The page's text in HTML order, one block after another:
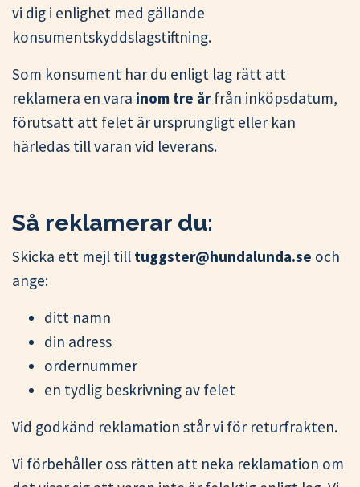
vi dig i enlighet med gällande
konsumentskyddslagstiftning.
Som konsument har du enligt lag rätt att
reklamera en vara inom tre årfrån inköpsdatum,
förutsatt att felet är ursprungligt eller kan
härledas till varan vid leverans.
Så reklamerar du:
Skicka ett mejl till tuggster@hundalunda.se och
ange:
ditt namn
din adress
ordernummer
en tydlig beskrivning av felet
Vid godkänd reklamation står vi för returfrakten.
Vi förbehåller oss rätten att neka reklamation om